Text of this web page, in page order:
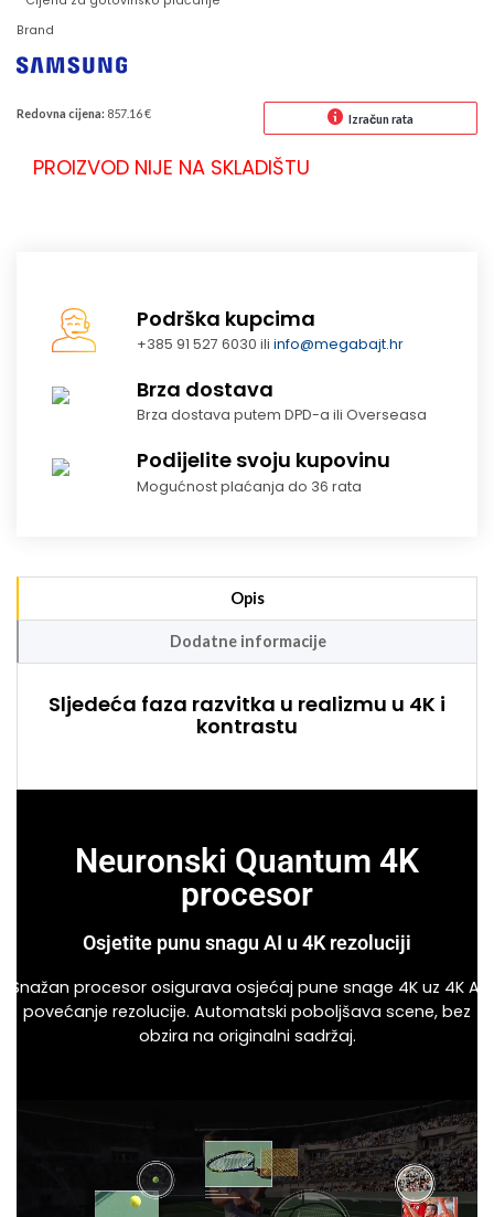
Brand
Redovna cijena: 857.16 € Izračun rata
PROIZVOD NIJE NA SKLADIŠTU
Podrška kupcima
+385 91 527 6030 iliinfo@megabajt.hr
Brza dostava
Brza dostava putem DPD-a ili Overseasa
Podijelite svoju kupovinu
Mogućnost plaćanja do 36 rata
Opis
Dodatne informacije
Sljedeća faza razvitka u realizmu u 4K i
kontrastu
Neuronski Quantum 4K
procesor
Osjetite punu snagu AI u 4K rezoluciji
Snažan procesor osigurava osjećaj pune snage 4K uz 4K AI
povećanje rezolucije. Automatski poboljšava scene, bez
obzira na originalni sadržaj.